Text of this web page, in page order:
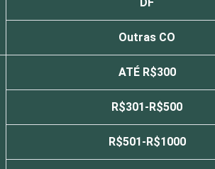
Outras CO
ATÉ R$300
R$301-R$500
R$501-R$1000